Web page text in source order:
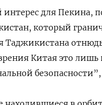
интерес для Пекина,
который
Таджикистана
Китая это